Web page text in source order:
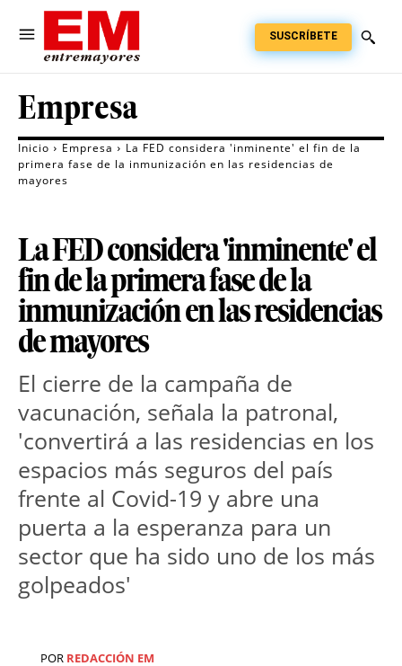
SUSCRÍBETE
Empresa
Inicio Empresa
La FED considera 'inminente' el fin de la
primera fase de la inmunización en las residencias de
mayores
La FED considera 'inminente' el
fin de la primera fase de la
inmunización en las residencias
de mayores
El cierre de la campaña de
vacunación, señala la patronal,
'convertirá a las residencias en los
espacios más seguros del país
frente al Covid-19 y abre una
puerta a la esperanza para un
sector que ha sido uno de los más
golpeados'
POR REDACCIÓN EM